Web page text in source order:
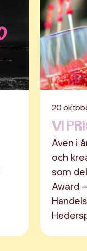
20
Vi
Även i
och
som
Award